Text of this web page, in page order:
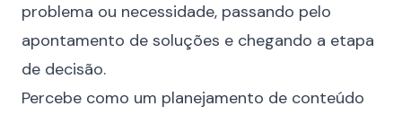
problema ou necessidade, passando pelo
apontamento de soluções e chegando a etapa
de decisão.
Percebe como um planejamento de conteúdo